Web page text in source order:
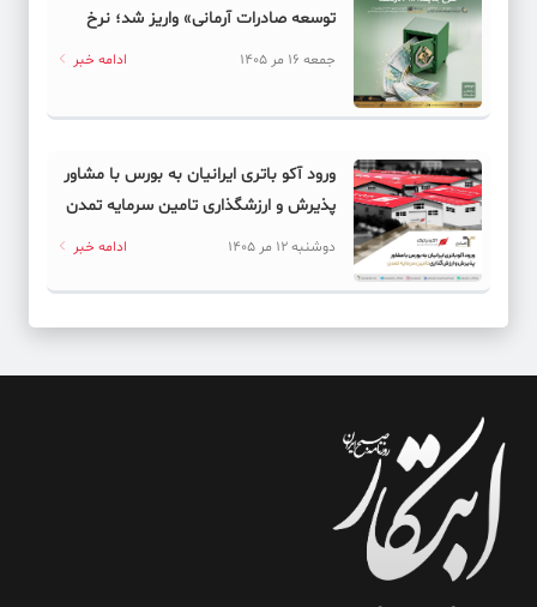
توسعه صادرات آرمانی» واریز شد؛ نرخ
جدید ۲۹.۱ درصد
جمعه 16 مر 1405 ادامه خبر
ورود آکو باتری ایرانیان به بورس با مشاور
پذیرش و ارزشگذاری تامین سرمایه تمدن
دوشنبه 12 مر 1405 ادامه خبر